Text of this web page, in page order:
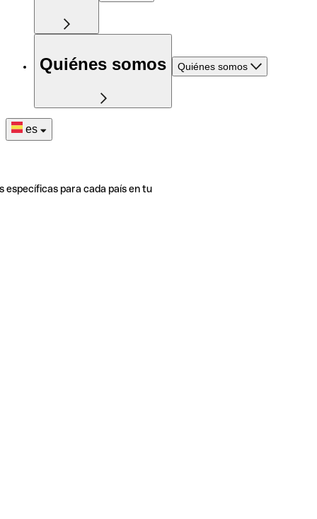
Quiénes somos Quiénes somos
es
específicas para cada país en tu